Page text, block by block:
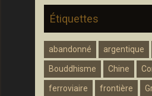
Étiquettes
abandonné argentique
Bouddhisme Chine
ferroviaire frontière